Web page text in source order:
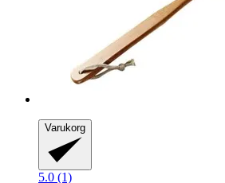
Varukorg
5.0 (1)